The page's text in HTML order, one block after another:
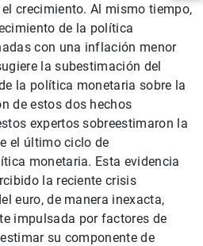
crecimiento. Al mismo tiempo,
de la política
con una inflación menor
la subestimación del
la política monetaria sobre la
de estos dos hechos
expertos sobreestimaron la
el último ciclo de
monetaria. Esta evidencia
la reciente crisis
euro, de manera inexacta,
impulsada por factores de
su componente de
1 2